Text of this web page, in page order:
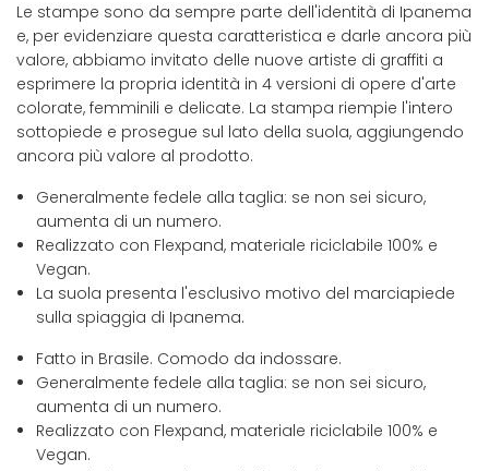
Le stampe sono da sempre parte dell'identità di Ipanema
e, per evidenziare questa caratteristica e darle ancora più
valore, abbiamo invitato delle nuove artiste di graffiti a
esprimere la propria identità in 4 versioni di opere d'arte
colorate, femminili e delicate. La stampa riempie l'intero
sottopiede e prosegue sul lato della suola, aggiungendo
ancora più valore al prodotto.
Generalmente fedele alla taglia: se non sei sicuro,
aumenta di un numero.
Realizzato con Flexpand, materiale riciclabile 100% e
Vegan.
La suola presenta l'esclusivo motivo del marciapiede
sulla spiaggia di Ipanema.
Fatto in Brasile. Comodo da indossare.
Generalmente fedele alla taglia: se non sei sicuro,
aumenta di un numero.
Realizzato con Flexpand, materiale riciclabile 100% e
Vegan.